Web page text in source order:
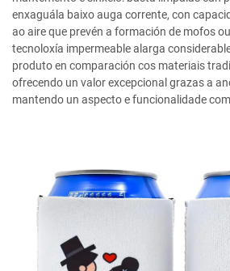
enxaguála baixo auga corrente, con
ao aire que prevén a formación de mofos
tecnoloxía impermeable alarga
produto en comparación cos materiais
ofrecendo un valor excepcional grazas a
mantendo un aspecto e funcionalidade